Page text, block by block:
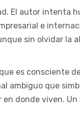
El autor intenta
e
sin olvidar la
es consciente
ambiguo que
donde viven.